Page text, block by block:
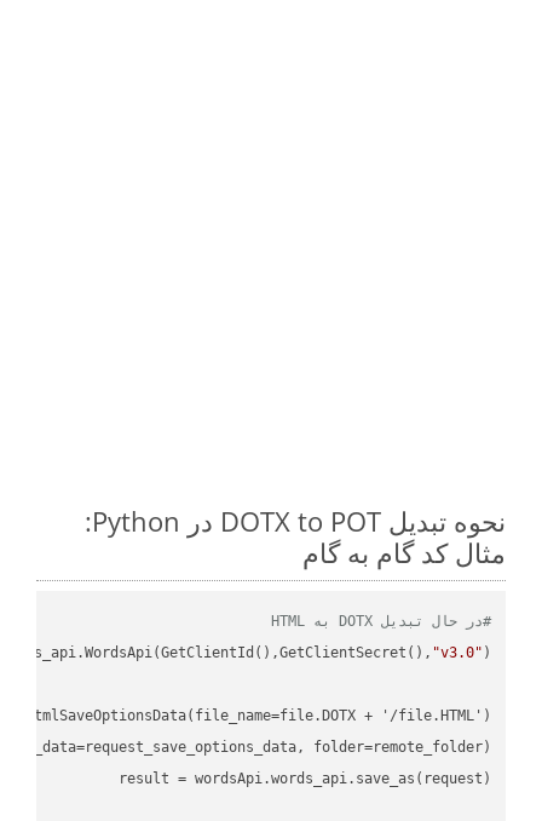
نحوه تبدیل DOTX to POT در Python:
مثال کد گام به گام
#در حال تبدیل DOTX به HTML
"v3.0"